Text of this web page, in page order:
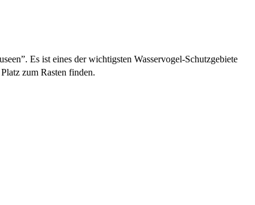
Es ist eines der wichtigsten Wasservogel-Schutzgebiete
zum Rasten finden.